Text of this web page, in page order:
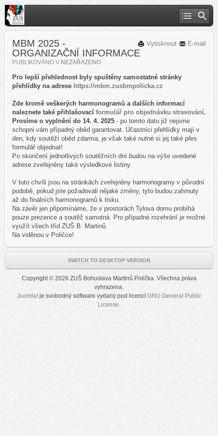
E-mail
Vytisknout
MBM 2025 -
ORGANIZAČNÍ INFORMACE
PUBLIKOVÁNO V NEZAŘAZENO
Pro lepší přehlednost byly spuštěny samostatné stránky
přehlídky na adrese https://mbm.zusbmpolicka.cz
Zde kromě veškerých harmonogramů a dalších informací
naleznete také přihlašovací formulář pro objednávku stravování.
Prosíme o vyplnění do 14. 4. 2025 - po tomto datu již nejsme
schopni vám případný oběd garantovat. Účastníci přehlídky mají v
den, kdy soutěží oběd zdarma, je však také nutné si jej také přes
formulář objednat!
Po skončení jednotlivých soutěžních dní budou na výše uvedené
adrese zveřejněny také výsledkové listiny.
V tuto chvíli jsou na stránkách zveřejněny harmonogramy v původní
podobě, pokud jste požadovali nějaké změny, tyto budou zahrnuty
až do finálních harmonogramů k tisku.
Na závěr jen připomínáme, že v prostorách Tylova domu probíhá
pouze prezence a soutěž samotná. Pro případné rozehrání je možné
využít všech tříd ZUŠ B. Martinů.
Na viděnou v Poličce!
SWITCH TO DESKTOP VERSION
Copyright © 2026 ZUŠ Bohuslava Martinů Polička. Všechna práva
vyhrazena.
Joomla!je svobodný software vydaný pod licencí GNU General Public
License.